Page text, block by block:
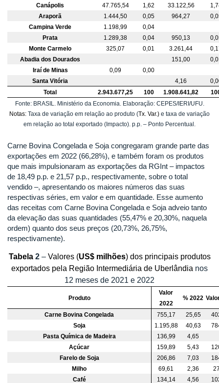
Canápolis
47.765,54 1,62 33.122,56
Araporã
1.444,50 0,05 964,27
Campina Verde
1.198,99
0,04
Prata
1.289,38 0,04 950,13
Monte Carmelo
325,07 0,01 3.261,44
Abadia dos Dourados
151,00
Iraí de Minas
0,09
0,00
Santa Vitória
4,16
Total
2.943.677,25 100 1.908.641,82
Fonte: BRASIL. Ministério da Economia. Elaboração: CEPES/IERI/UFU.
Notas: Taxa de variação em relação ao produto (Tx. Var.) e taxa de variação
em relação ao total exportado (Impacto). p.p. – Ponto Percentual.
Carne Bovina Congelada e Soja congregaram grande parte das
exportações em 2022 (66,28%), e também foram os produtos
que mais impulsionaram as exportações da RGInt – impactos
de 18,49 p.p. e 21,57 p.p., respectivamente, sobre o total
vendido –, apresentando os maiores números das suas
respectivas séries, em valor e em quantidade. Esse aumento
das receitas com Carne Bovina Congelada e Soja adveio tanto
da elevação das suas quantidades (55,47% e 20,30%, naquela
ordem) quanto dos seus preços (20,73%, 26,75%,
respectivamente).
Tabela 2 –Valores (US$ milhões) dos principais produtos
exportados pela Região Intermediária de Uberlândia nos
12 meses de 2021 e 2022
Produto
Valor
2022
% 2022
Carne Bovina Congelada 755,17 25,65
Soja
1.195,88 40,63
Pasta Química de Madeira
136,99
4,65
Açúcar
159,89 5,43
Farelo de Soja
206,86 7,03
Milho
69,61 2,36
Café
134,14 4,56